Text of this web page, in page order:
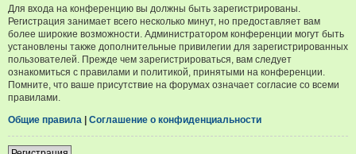
Для входа на конференцию вы должны быть зарегистрированы.
Регистрация занимает всего несколько минут, но предоставляет вам
более широкие возможности. Администратором конференции могут быть
установлены также дополнительные привилегии для зарегистрированных
пользователей. Прежде чем зарегистрироваться, вам следует
ознакомиться с правилами и политикой, принятыми на конференции.
Помните, что ваше присутствие на форумах означает согласие со всеми
правилами.
Общие правила | Соглашение о конфиденциальности